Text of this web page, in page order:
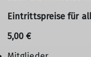
Eintrittspreise für
5,00 €